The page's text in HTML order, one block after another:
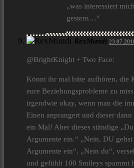
„was interessiert
gestern…“
RexMundi
@BrightKnight + Two Face:
Könnt ihr mal bitte aufhören, die
eure Beziehungsprobleme zu
irgendwie okay, wenn man die
Einen anprangert und dieser
ein Mal! Aber dieses ständige
Argumente ein.“ „Nein, DU
Argumente ein“, „Nein du“,
und gefühlt 100 Smileys spammt